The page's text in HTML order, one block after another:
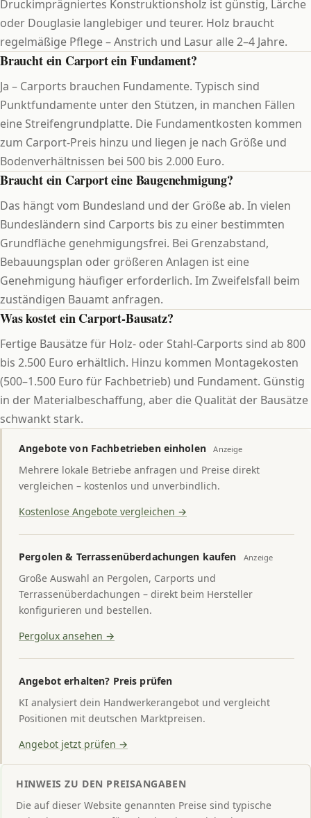
Druckimprägniertes Konstruktionsholz ist günstig, Lärche
oder Douglasie langlebiger und teurer. Holz braucht
regelmäßige Pflege – Anstrich und Lasur alle 2–4 Jahre.
Braucht ein Carport ein Fundament?
Ja – Carports brauchen Fundamente. Typisch sind
Punktfundamente unter den Stützen, in manchen Fällen
eine Streifengrundplatte. Die Fundamentkosten kommen
zum Carport-Preis hinzu und liegen je nach Größe und
Bodenverhältnissen bei 500 bis 2.000 Euro.
Braucht ein Carport eine Baugenehmigung?
Das hängt vom Bundesland und der Größe ab. In vielen
Bundesländern sind Carports bis zu einer bestimmten
Grundfläche genehmigungsfrei. Bei Grenzabstand,
Bebauungsplan oder größeren Anlagen ist eine
Genehmigung häufiger erforderlich. Im Zweifelsfall beim
zuständigen Bauamt anfragen.
Was kostet ein Carport-Bausatz?
Fertige Bausätze für Holz- oder Stahl-Carports sind ab 800
bis 2.500 Euro erhältlich. Hinzu kommen Montagekosten
(500–1.500 Euro für Fachbetrieb) und Fundament. Günstig
in der Materialbeschaffung, aber die Qualität der Bausätze
schwankt stark.
Angebote von Fachbetrieben einholen Anzeige
Mehrere lokale Betriebe anfragen und Preise direkt
vergleichen – kostenlos und unverbindlich.
Kostenlose Angebote vergleichen →
Pergolen & Terrassenüberdachungen kaufen Anzeige
Große Auswahl an Pergolen, Carports und
Terrassenüberdachungen – direkt beim Hersteller
konfigurieren und bestellen.
Pergolux ansehen →
Angebot erhalten? Preis prüfen
KI analysiert dein Handwerkerangebot und vergleicht
Positionen mit deutschen Marktpreisen.
Angebot jetzt prüfen →
HINWEIS ZU DEN PREISANGABEN
Die auf dieser Website genannten Preise sind typische